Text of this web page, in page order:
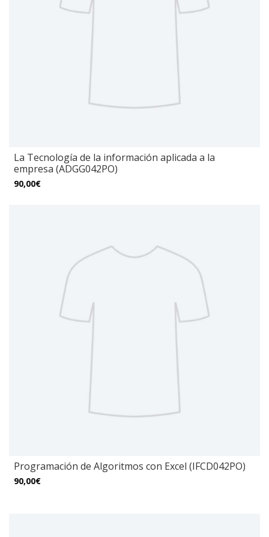
La Tecnología de la información aplicada a la
empresa (ADGG042PO)
90,00€
Programación de Algoritmos con Excel (IFCD042PO)
90,00€